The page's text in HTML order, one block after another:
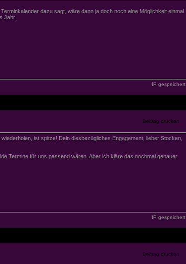
dazu sagt, wäre dann ja doch noch eine Möglichkeit einmal
Jahr.
IP gespeichert
ist spitze! Dein diesbezügliches Engagement, lieber Stocken,
Termine für uns passend wären. Aber ich kläre das nochmal genauer.
IP gespeichert